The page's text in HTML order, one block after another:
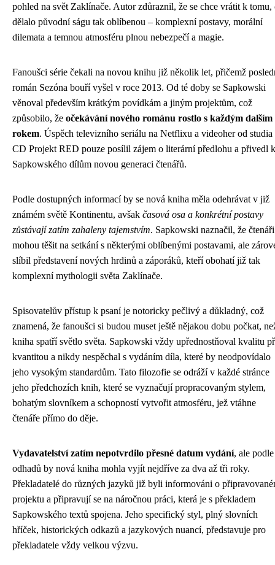
pohled na svět Zaklínače. Autor zdůraznil, že se chce vrátit k tomu,
dělalo původní ságu tak oblíbenou – komplexní postavy, morální
dilemata a temnou atmosféru plnou nebezpečí a magie.
Fanoušci série čekali na novou knihu již několik let, přičemž
román Sezóna bouří vyšel v roce 2013. Od té doby se Sapkowski
věnoval především krátkým povídkám a jiným projektům, což
způsobilo, že očekávání nového románu rostlo s každým dalším
rokem. Úspěch televizního seriálu na Netflixu a videoher od studia
CD Projekt RED pouze posílil zájem o literární předlohu a přivedl k
Sapkowského dílům novou generaci čtenářů.
Podle dostupných informací by se nová kniha měla odehrávat v již
známém světě Kontinentu, avšak časová osa a konkrétní postavy
zůstávají zatím zahaleny tajemstvím. Sapkowski naznačil, že
mohou těšit na setkání s některými oblíbenými postavami, ale
slíbil představení nových hrdinů a záporáků, kteří obohatí již tak
komplexní mythologii světa Zaklínače.
Spisovatelův přístup k psaní je notoricky pečlivý a důkladný, což
znamená, že fanoušci si budou muset ještě nějakou dobu počkat,
kniha spatří světlo světa. Sapkowski vždy upřednostňoval kvalitu
kvantitou a nikdy nespěchal s vydáním díla, které by neodpovídalo
jeho vysokým standardům. Tato filozofie se odráží v každé stránce
jeho předchozích knih, které se vyznačují propracovaným stylem,
bohatým slovníkem a schopností vytvořit atmosféru, jež vtáhne
čtenáře přímo do děje.
Vydavatelství zatím nepotvrdilo přesné datum vydání, ale podle
odhadů by nová kniha mohla vyjít nejdříve za dva až tři roky.
Překladatelé do různých jazyků již byli informováni o
projektu a připravují se na náročnou práci, která je s překladem
Sapkowského textů spojena. Jeho specifický styl, plný slovních
hříček, historických odkazů a jazykových nuancí, představuje pro
překladatele vždy velkou výzvu.